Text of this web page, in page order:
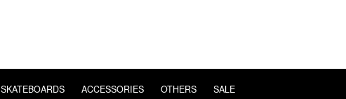
SKATEBOARDS ACCESSORIES OTHERS SALE